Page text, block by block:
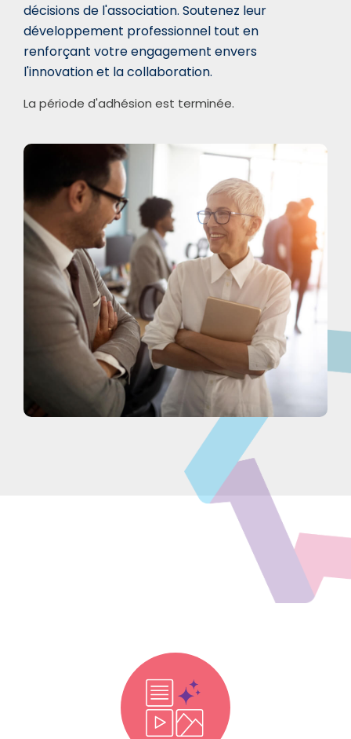
décisions de l'association. Soutenez leur
développement professionnel tout en
renforçant votre engagement envers
l'innovation et la collaboration.
La période d'adhésion est terminée.